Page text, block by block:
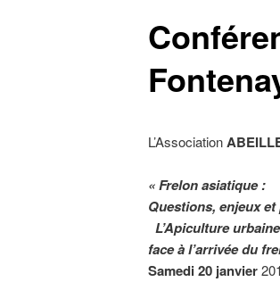
L’Association
« Frelon asiatique :
Questions, enjeux
L’Apiculture
face à l’arrivée du
Samedi20 janvier